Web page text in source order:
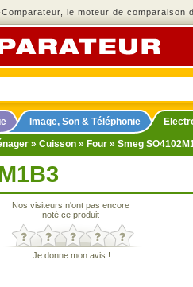
le moteur de comparaison
Image, Son & Téléphonie
» Cuisson » Four » Smeg
Nos visiteurs n'ont pas encore
noté ce produit
Je donne mon avis !